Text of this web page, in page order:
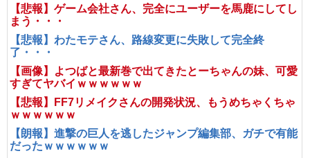
【悲報】ゲーム会社さん、完全にユーザーを馬鹿にしてし
まう・・・
【悲報】わたモテさん、路線変更に失敗して完全終
了・・・
【画像】よつばと最新巻で出てきたとーちゃんの妹、可愛
すぎてヤバイｗｗｗｗｗｗ
【悲報】FF7リメイクさんの開発状況、もうめちゃくちゃ
ｗｗｗｗｗｗ
【朗報】進撃の巨人を逃したジャンプ編集部、ガチで有能
だったｗｗｗｗｗｗ